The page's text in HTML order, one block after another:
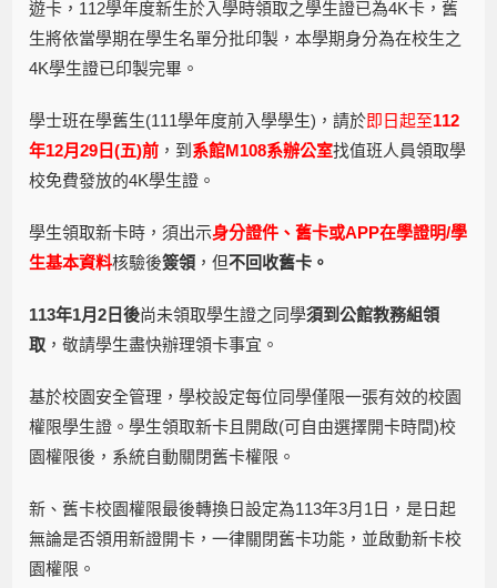
遊卡，112學年度新生於入學時領取之學生證已為4K卡，舊
生將依當學期在學生名單分批印製，本學期身分為在校生之
4K學生證已印製完畢。
學士班在學舊生(111學年度前入學學生)，請於即日起至112
年12月29日(五)前 ，到 系館M108系辦公室找值班人員領取學
校免費發放的4K學生證。
學生領取新卡時，須出示身分證件、舊卡或APP在學證明/學
生基本資料核驗後簽領 ，但不回收舊卡。
113年1月2日後尚未領取學生證之同學須到公館教務組領
取 ，敬請學生盡快辦理領卡事宜。
基於校園安全管理，學校設定每位同學僅限一張有效的校園
權限學生證。學生領取新卡且開啟(可自由選擇開卡時間)校
園權限後，系統自動關閉舊卡權限。
新、舊卡校園權限最後轉換日設定為113年3月1日，是日起
無論是否領用新證開卡，一律關閉舊卡功能，並啟動新卡校
園權限。